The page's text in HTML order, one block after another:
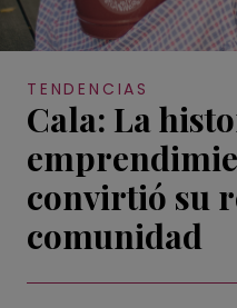
TENDENCIAS
Cala: La
convirtió su
comunidad